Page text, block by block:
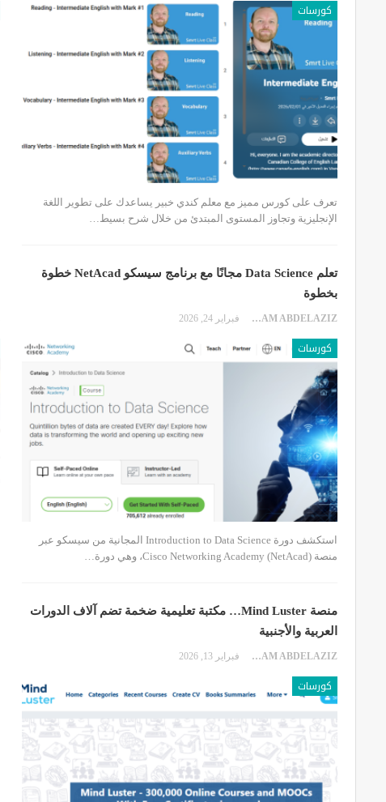
كورسات
تعرف على كورس مميز مع معلم كندي خبير يساعدك على تطوير اللغة
الإنجليزية وتجاوز المستوى المبتدئ من خلال شرح بسيط…
تعلم Data Science مجانًا مع برنامج سيسكو NetAcad خطوة
بخطوة
EKRAM ABDELAZIZ فبراير 24, 2026
كورسات
استكشف دورة Introduction to Data Science المجانية من سيسكو عبر
منصة Cisco Networking Academy (NetAcad)، وهي دورة…
منصة Mind Luster… مكتبة تعليمية ضخمة تضم آلاف الدورات
العربية والأجنبية
EKRAM ABDELAZIZ فبراير 13, 2026
كورسات